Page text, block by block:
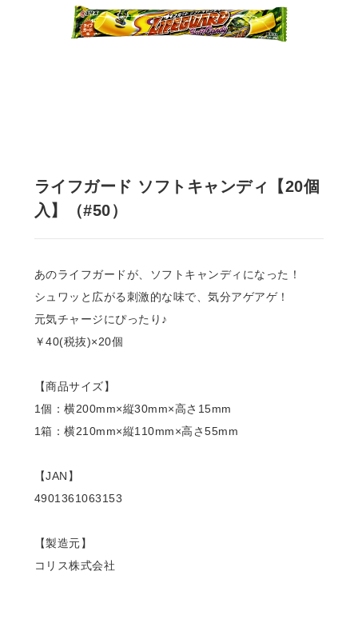
ライフガード ソフトキャンディ【20個
入】（#50）
あのライフガードが、ソフトキャンディになった！
シュワッと広がる刺激的な味で、気分アゲアゲ！
元気チャージにぴったり♪
￥40(税抜)×20個
【商品サイズ】
1個：横200mm×縦30mm×高さ15mm
1箱：横210mm×縦110mm×高さ55mm
【JAN】
4901361063153
【製造元】
コリス株式会社